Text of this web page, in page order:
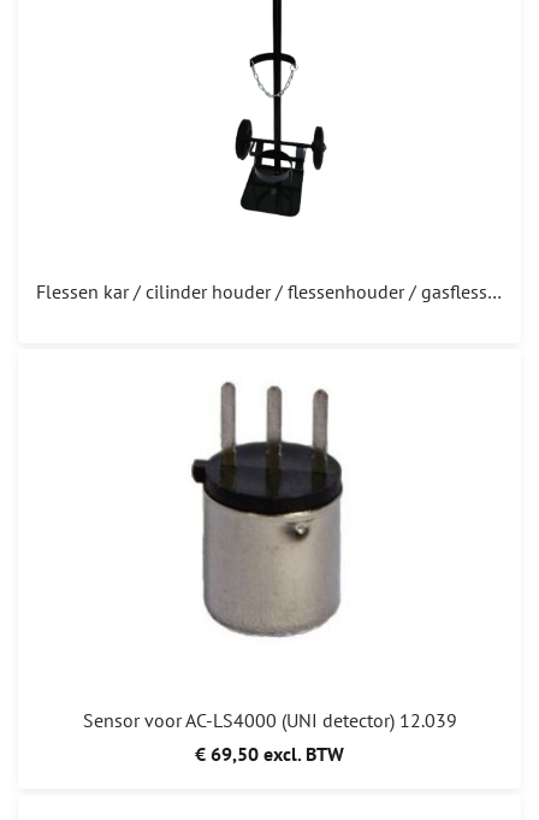
Flessen kar / cilinder houder / flessenhouder / gasflessenwagen
Sensor voor AC-LS4000 (UNI detector) 12.039
€ 69,50 excl. BTW